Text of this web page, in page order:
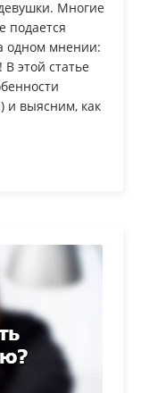
Многие
подается
одном мнении:
этой статье
и выясним, как